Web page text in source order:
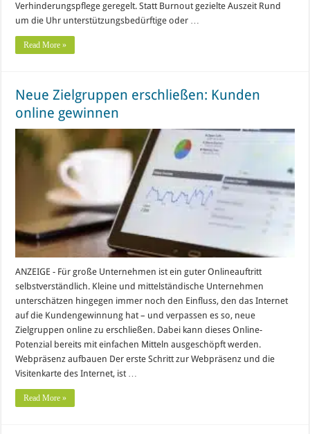
Verhinderungspflege geregelt. Statt Burnout gezielte Auszeit Rund
um die Uhr unterstützungsbedürftige oder …
Read More »
Neue Zielgruppen erschließen: Kunden
online gewinnen
ANZEIGE - Für große Unternehmen ist ein guter Onlineauftritt
selbstverständlich. Kleine und mittelständische Unternehmen
unterschätzen hingegen immer noch den Einfluss, den das Internet
auf die Kundengewinnung hat – und verpassen es so, neue
Zielgruppen online zu erschließen. Dabei kann dieses Online-
Potenzial bereits mit einfachen Mitteln ausgeschöpft werden.
Webpräsenz aufbauen Der erste Schritt zur Webpräsenz und die
Visitenkarte des Internet, ist …
Read More »